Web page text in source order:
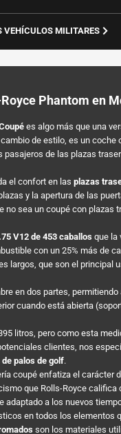
VEHÍCULOS MILITARES
Phantom en
es algo más que una
de estilo, es un coche
pasajeros de las plazas
el confort en las plazas
y la apertura de las
no sea un coupé con plazas
V12 de 453 caballos que la
con un 25% más de
largos, que son el principal
en dos partes,
cuando está abierta
litros, pero como esta
clientes, nos
palos de golf.
coupé enfatiza el carácter
que Rolls-Royce califica
adaptado a los nuevos
en todos los elementos
son los materiales